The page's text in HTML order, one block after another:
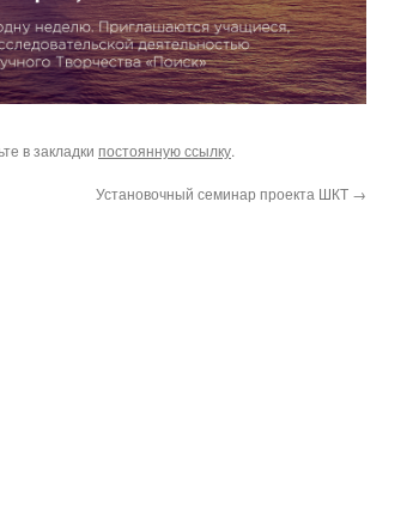
в закладки постоянную ссылку.
Установочный семинар проекта ШКТ →